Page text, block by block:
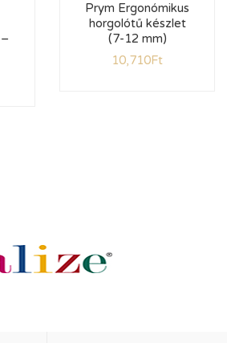
Prym Ergonómikus
horgolótű készlet
(7-12 mm)
10,710Ft